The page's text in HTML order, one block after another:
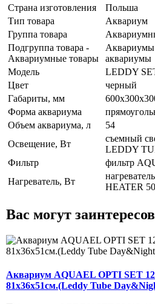
Страна изготовления
Польша
Тип товара
Аквариум
Группа товара
Подгруппа товара -
Аквариумные товары
Аквариумы
аквариумы
Модель
LEDDY
Цвет
черный
Габариты, мм
Форма аквариума
Объем аквариума, л
54
Освещение, Вт
съемный
LEDDY
Фильтр
фильтр
Нагреватель, Вт
HEATER
Вас могут
Аквариум AQUAEL OPTI SET
81x36x51см.(Leddy Tube